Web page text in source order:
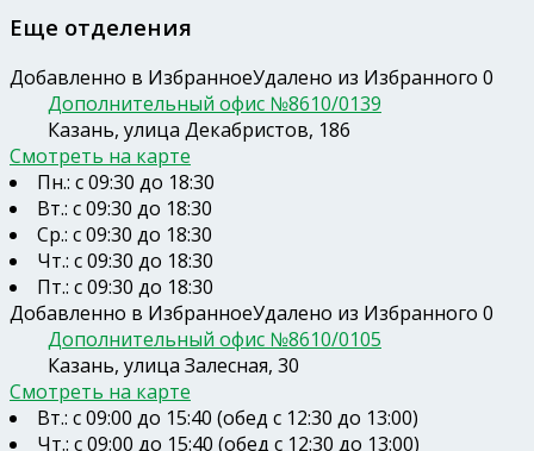
Еще отделения
Добавленно в ИзбранноеУдалено из Избранного 0
Дополнительный офис №8610/0139
Казань, улица Декабристов, 186
Смотреть на карте
Пн.: с 09:30 до 18:30
Вт.: с 09:30 до 18:30
Ср.: с 09:30 до 18:30
Чт.: с 09:30 до 18:30
Пт.: с 09:30 до 18:30
Добавленно в ИзбранноеУдалено из Избранного 0
Дополнительный офис №8610/0105
Казань, улица Залесная, 30
Смотреть на карте
Вт.: с 09:00 до 15:40 (обед с 12:30 до 13:00)
Чт.: с 09:00 до 15:40 (обед с 12:30 до 13:00)